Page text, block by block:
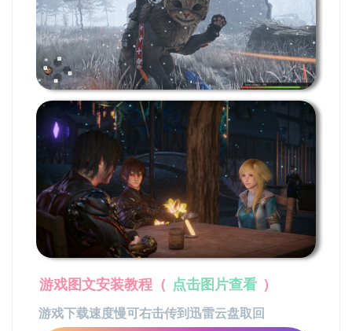
游戏图文安装教程（ 点击图片查看 ）
游戏下载速度慢可右击传到迅雷云盘取回